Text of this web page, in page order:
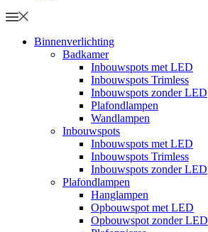
Binnenverlichting
Badkamer
Inbouwspots met LED
Inbouwspots Trimless
Inbouwspots zonder LED
Plafondlampen
Wandlampen
Inbouwspots
Inbouwspots met LED
Inbouwspots Trimless
Inbouwspots zonder LED
Plafondlampen
Hanglampen
Opbouwspot met LED
Opbouwspot zonder LED